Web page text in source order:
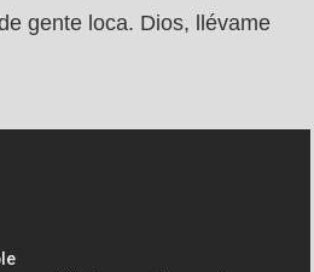
gente loca. Dios, llévame